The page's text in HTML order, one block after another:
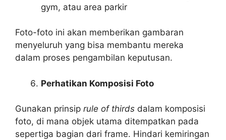
gym, atau area parkir
Foto-foto ini akan memberikan gambaran
menyeluruh yang bisa membantu mereka
dalam proses pengambilan keputusan.
Perhatikan Komposisi Foto
Gunakan prinsip rule of thirds dalam komposisi
foto, di mana objek utama ditempatkan pada
sepertiga bagian dari frame. Hindari kemiringan